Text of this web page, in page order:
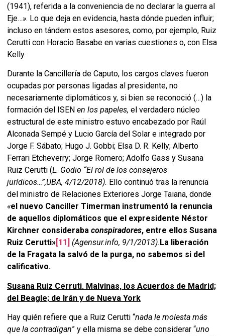
(1941), referida a la conveniencia de no declarar la guerra al
Eje…». Lo que deja en evidencia, hasta dónde pueden influir;
incluso en tándem estos asesores, como, por ejemplo, Ruiz
Cerutti con Horacio Basabe en varias cuestiones o, con Elsa
Kelly.
Durante la Cancillería de Caputo, los cargos claves fueron
ocupadas por personas ligadas al presidente, no
necesariamente diplomáticos y, si bien se reconoció (…) la
formación del ISEN en los papeles, el verdadero núcleo
estructural de este ministro estuvo encabezado por Raúl
Alconada Sempé y Lucio García del Solar e integrado por
Jorge F. Sábato; Hugo J. Gobbi; Elsa D. R. Kelly; Alberto
Ferrari Etcheverry; Jorge Romero; Adolfo Gass y Susana
Ruiz Cerutti (L. Godio “El rol de los consejeros
jurídicos…”,UBA, 4/12/2018). Ello continuó tras la renuncia
del ministro de Relaciones Exteriores Jorge Taiana, donde
«el nuevo Canciller Timerman instrumentó la renuncia
de aquellos diplomáticos que el expresidente Néstor
Kirchner consideraba conspiradores, entre ellos Susana
Ruiz Cerutti» [11] (Agensur.info, 9/1/2013). La liberación
de la Fragata la salvó de la purga, no sabemos si del
calificativo.
Susana Ruiz Cerruti. Malvinas, los Acuerdos de Madrid;
del Beagle; de Irán y de Nueva York
Hay quién refiere que a Ruiz Cerutti “nada le molesta más
que la contradigan” y ella misma se debe considerar “uno